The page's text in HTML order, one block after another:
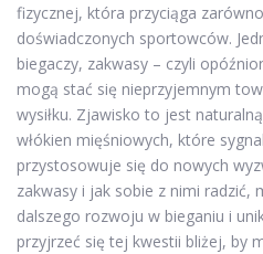
fizycznej, która przyciąga
doświadczonych sportowców.
biegaczy, zakwasy – czyli
mogą stać się nieprzyjemnym
wysiłku. Zjawisko to jest
włókien mięśniowych, które
przystosowuje się do nowych
zakwasy i jak sobie z nimi radzić,
dalszego rozwoju w bieganiu i
przyjrzeć się tej kwestii bliżej, by